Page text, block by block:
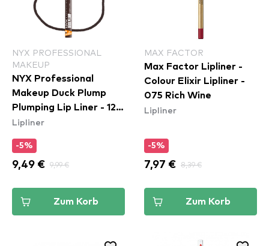
NYX PROFESSIONAL
MAKEUP
NYX Professional
Makeup Duck Plump
Plumping Lip Liner - 12
Double Dose
Lipliner
-5%
9,49 € 9,99 €
Zum Korb
MAX FACTOR
Max Factor Lipliner -
Colour Elixir Lipliner -
075 Rich Wine
Lipliner
-5%
7,97 € 8,39 €
Zum Korb